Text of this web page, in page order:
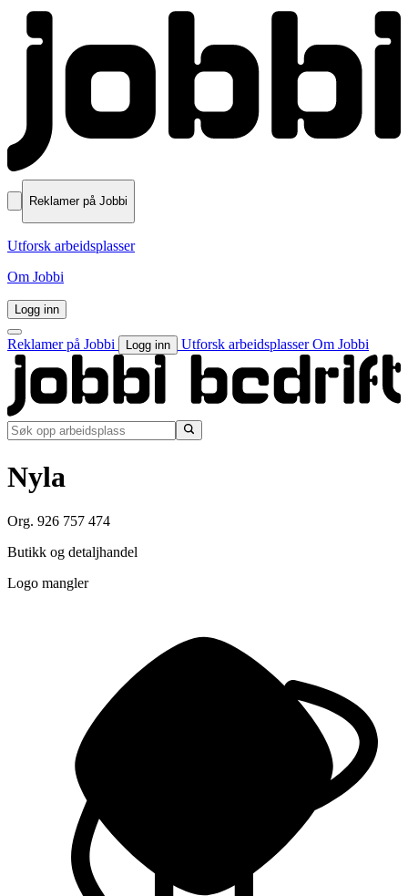
Reklamer på Jobbi
Utforsk arbeidsplasser
Om Jobbi
Logg inn
Reklamer på Jobbi Logg inn Utforsk arbeidsplasserOm Jobbi
Nyla
Org. 926 757 474
Butikk og detaljhandel
Logo mangler